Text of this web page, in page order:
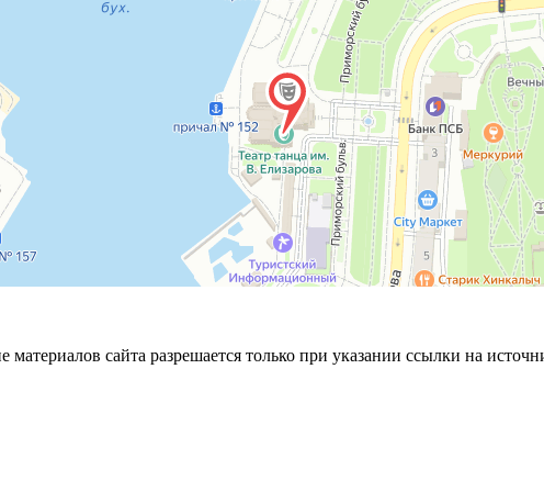
материалов сайта разрешается только при указании ссылки на